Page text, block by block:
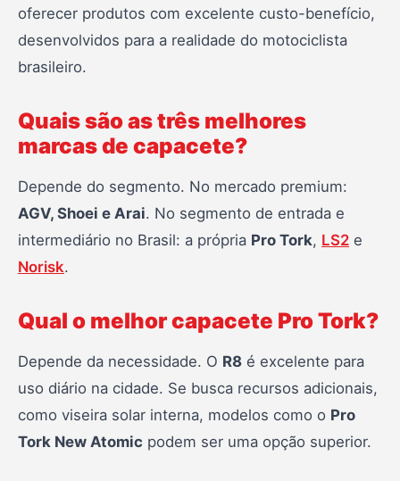
oferecer produtos com excelente custo-benefício,
desenvolvidos para a realidade do motociclista
brasileiro.
Quais são as três melhores
marcas de capacete?
Depende do segmento. No mercado premium:
AGV, Shoei e Arai. No segmento de entrada e
intermediário no Brasil: a própria Pro Tork, LS2 e
Norisk.
Qual o melhor capacete Pro Tork?
Depende da necessidade. O R8 é excelente para
uso diário na cidade. Se busca recursos adicionais,
como viseira solar interna, modelos como o Pro
Tork New Atomic podem ser uma opção superior.